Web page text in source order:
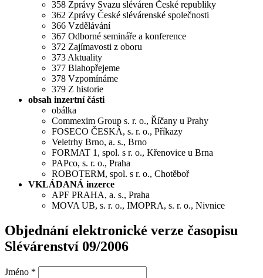
358 Zprávy Svazu sléváren České republiky
362 Zprávy České slévárenské společnosti
366 Vzdělávání
367 Odborné semináře a konference
372 Zajímavosti z oboru
373 Aktuality
377 Blahopřejeme
378 Vzpomínáme
379 Z historie
obsah inzertní části
obálka
Commexim Group s. r. o., Říčany u Prahy
FOSECO ČESKÁ, s. r. o., Příkazy
Veletrhy Brno, a. s., Brno
FORMAT 1, spol. s r. o., Křenovice u Brna
PAPco, s. r. o., Praha
ROBOTERM, spol. s r. o., Chotěboř
VKLÁDANÁ inzerce
APF PRAHA, a. s., Praha
MOVA UB, s. r. o., IMOPRA, s. r. o., Nivnice
Objednání elektronické verze časopisu
Slévárenství 09/2006
Jméno *